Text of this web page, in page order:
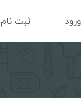
ورود ثبت نام